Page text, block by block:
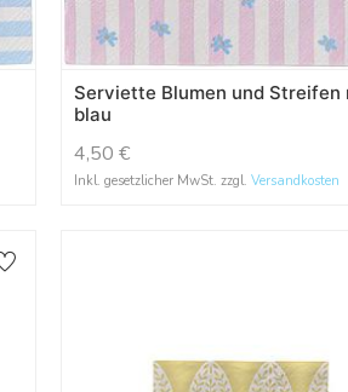
Serviette Blumen und Streifen
blau
4,50 €
Inkl. gesetzlicher MwSt. zzgl.Versandkosten